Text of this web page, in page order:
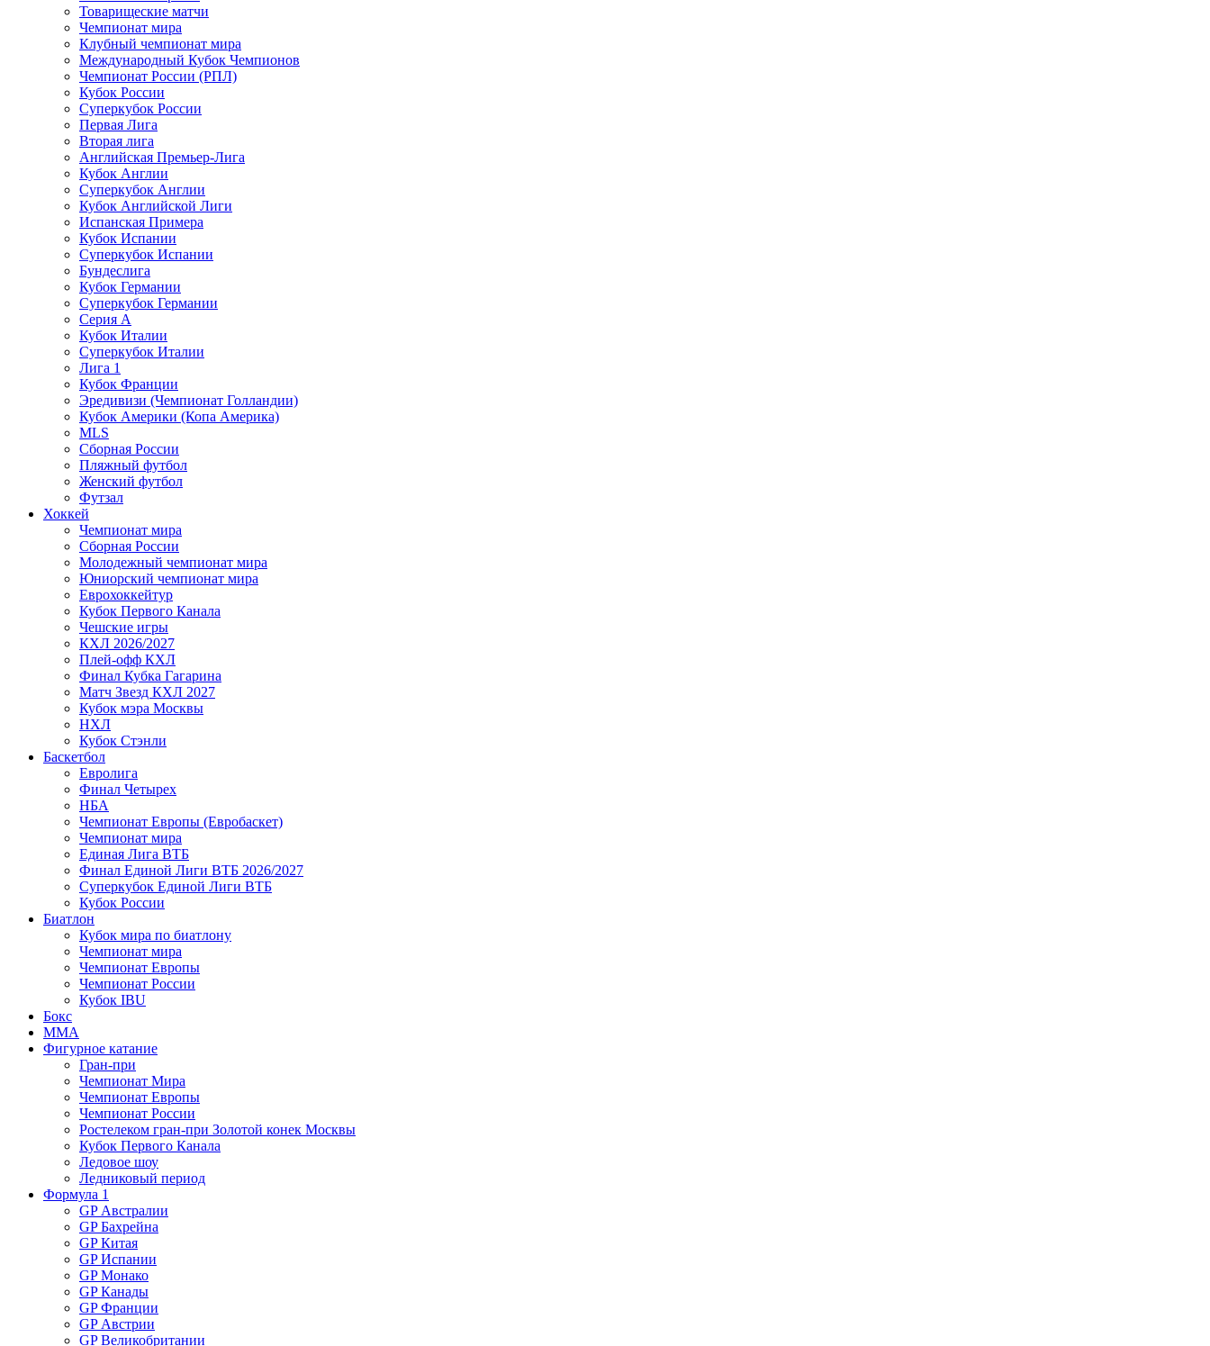
Товарищеские матчи
Чемпионат мира
Клубный чемпионат мира
Международный Кубок Чемпионов
Чемпионат России (РПЛ)
Кубок России
Суперкубок России
Первая Лига
Вторая лига
Английская Премьер-Лига
Кубок Англии
Суперкубок Англии
Кубок Английской Лиги
Испанская Примера
Кубок Испании
Суперкубок Испании
Бундеслига
Кубок Германии
Суперкубок Германии
Серия А
Кубок Италии
Суперкубок Италии
Лига 1
Кубок Франции
Эредивизи (Чемпионат Голландии)
Кубок Америки (Копа Америка)
MLS
Сборная России
Пляжный футбол
Женский футбол
Футзал
Хоккей
Чемпионат мира
Сборная России
Молодежный чемпионат мира
Юниорский чемпионат мира
Еврохоккейтур
Кубок Первого Канала
Чешские игры
КХЛ 2026/2027
Плей-офф КХЛ
Финал Кубка Гагарина
Матч Звезд КХЛ 2027
Кубок мэра Москвы
НХЛ
Кубок Стэнли
Баскетбол
Евролига
Финал Четырех
НБА
Чемпионат Европы (Евробаскет)
Чемпионат мира
Единая Лига ВТБ
Финал Единой Лиги ВТБ 2026/2027
Суперкубок Единой Лиги ВТБ
Кубок России
Биатлон
Кубок мира по биатлону
Чемпионат мира
Чемпионат Европы
Чемпионат России
Кубок IBU
Бокс
MMA
Фигурное катание
Гран-при
Чемпионат Мира
Чемпионат Европы
Чемпионат России
Ростелеком гран-при Золотой конек Москвы
Кубок Первого Канала
Ледовое шоу
Ледниковый период
Формула 1
GP Австралии
GP Бахрейна
GP Китая
GP Испании
GP Монако
GP Канады
GP Франции
GP Австрии
GP Великобритании